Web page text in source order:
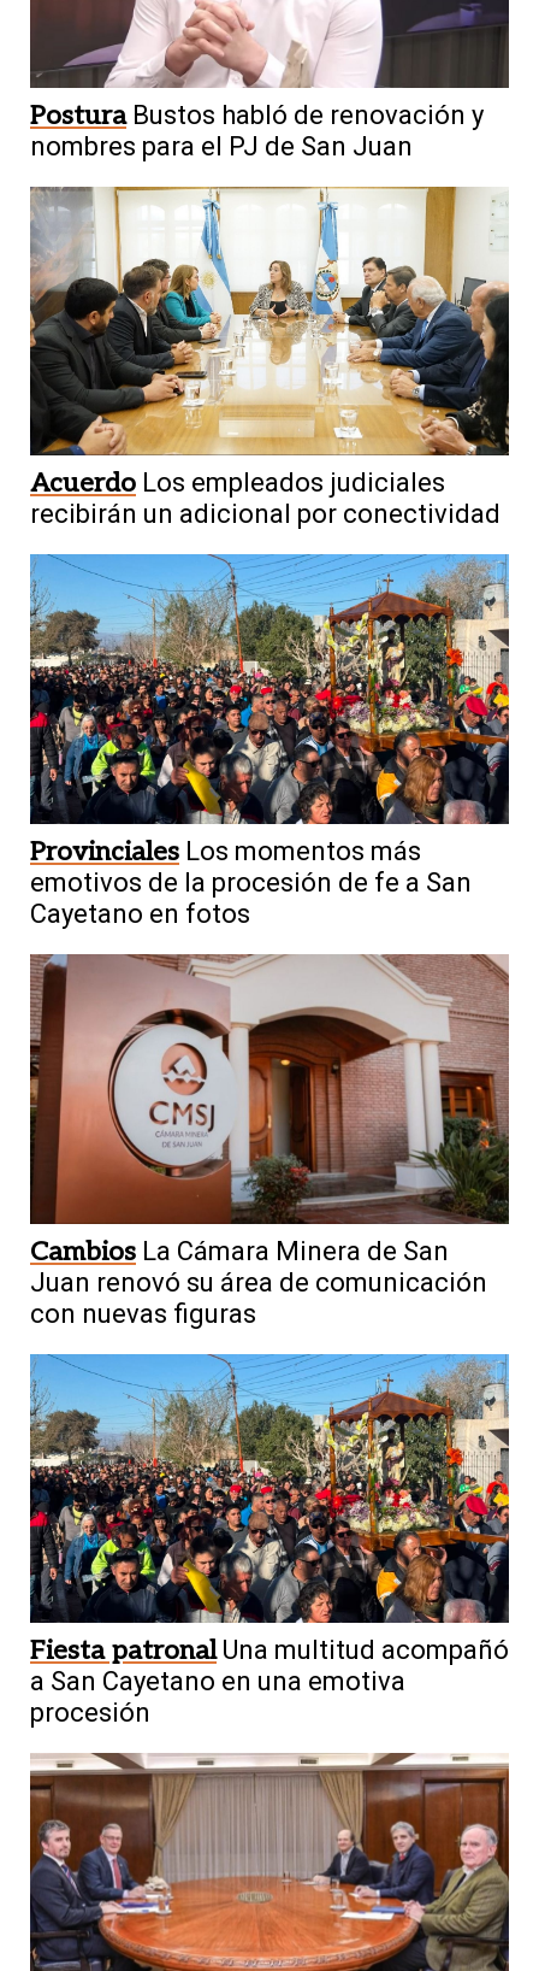
Postura Bustos habló de renovación y
nombres para el PJ de San Juan
Acuerdo Los empleados judiciales
recibirán un adicional por conectividad
Provinciales Los momentos más
emotivos de la procesión de fe a San
Cayetano en fotos
Cambios La Cámara Minera de San
Juan renovó su área de comunicación
con nuevas figuras
Fiesta patronal Una multitud acompañó
a San Cayetano en una emotiva
procesión